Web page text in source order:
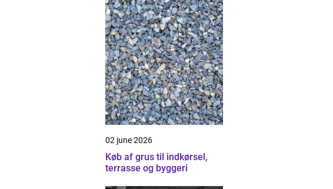
02 june 2026
Køb af grus til indkørsel,
terrasse og byggeri